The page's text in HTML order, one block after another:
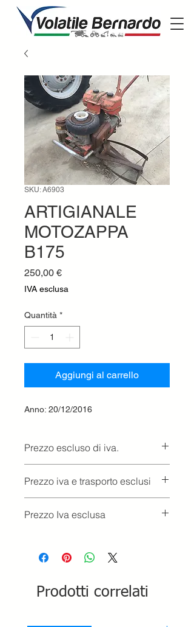
SKU: A6903
ARTIGIANALE
MOTOZAPPA
B175
250,00 €Prezzo
IVA esclusa
Quantità *
Aggiungi al carrello
Anno: 20/12/2016
Prezzo escluso di iva.
Prezzo iva e trasporto esclusi
Prezzo Iva esclusa
Prodotti correlati